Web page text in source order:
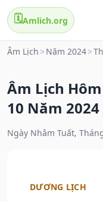
🗓️Amlich.org
Âm Lịch > Năm 2024>
Âm Lịch
10 Năm 2024
Ngày Nhâm Tuất,
DƯƠNG LỊCH